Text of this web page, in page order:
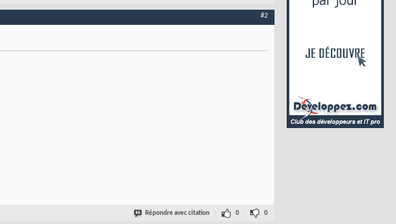
#2
Répondre avec citation 0 0